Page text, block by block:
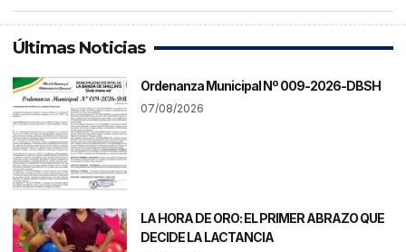
Últimas Noticias
Ordenanza Municipal Nº 009-2026-DBSH
07/08/2026
LA HORA DE ORO: EL PRIMER ABRAZO QUE
DECIDE LA LACTANCIA